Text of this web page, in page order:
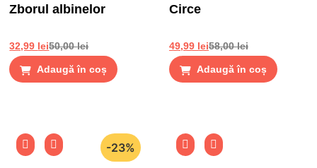
Zborul albinelor
50,00lei
32,99 lei
Adaugă în coș
Circe
58,00lei
49,99 lei
Adaugă în coș
-23%